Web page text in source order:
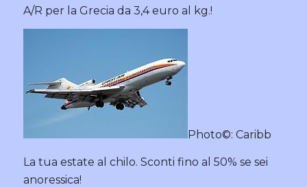
A/R per la Grecia da 3,4 euro al kg.!
Photo©: Caribb
La tua estate al chilo. Sconti fino al 50% se sei
anoressica!